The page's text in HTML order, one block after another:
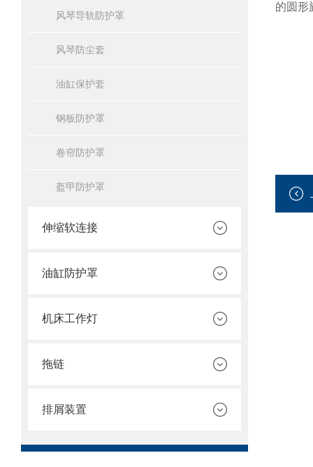
风琴导轨防护罩
风琴防尘套
油缸保护套
钢板防护罩
卷帘防护罩
盔甲防护罩
伸缩软连接
油缸防护罩
机床工作灯
拖链
排屑装置
的圆形